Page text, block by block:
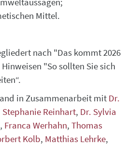
Mittel.
nach "Das kommt 2026
"So sollten Sie sich
in Zusammenarbeit mit Dr.
Stephanie Reinhart, Dr. Sylvia
, Franca Werhahn, Thomas
Kolb, Matthias Lehrke,